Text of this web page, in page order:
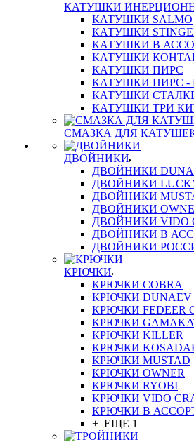
КАТУШКИ
КАТУШКИ SALMO
КАТУШКИ
КАТУШКИ В
КАТУШКИ
КАТУШКИ ПИРС
КАТУШКИ ПИРС -
КАТУШКИ
КАТУШКИ ТРИ
СМАЗКА ДЛЯ
ДВОЙНИКИ
ДВОЙНИКИ
ДВОЙНИКИ
ДВОЙНИКИ
ДВОЙНИКИ
ДВОЙНИКИ VIDO
ДВОЙНИКИ В
ДВОЙНИКИ
КРЮЧКИ
КРЮЧКИ COBRA
КРЮЧКИ DUNAEV
КРЮЧКИ FEDEER
КРЮЧКИ
КРЮЧКИ KILLER
КРЮЧКИ
КРЮЧКИ MUSTAD
КРЮЧКИ OWNER
КРЮЧКИ RYOBI
КРЮЧКИ VIDO
КРЮЧКИ В
+ ЕЩЕ 1